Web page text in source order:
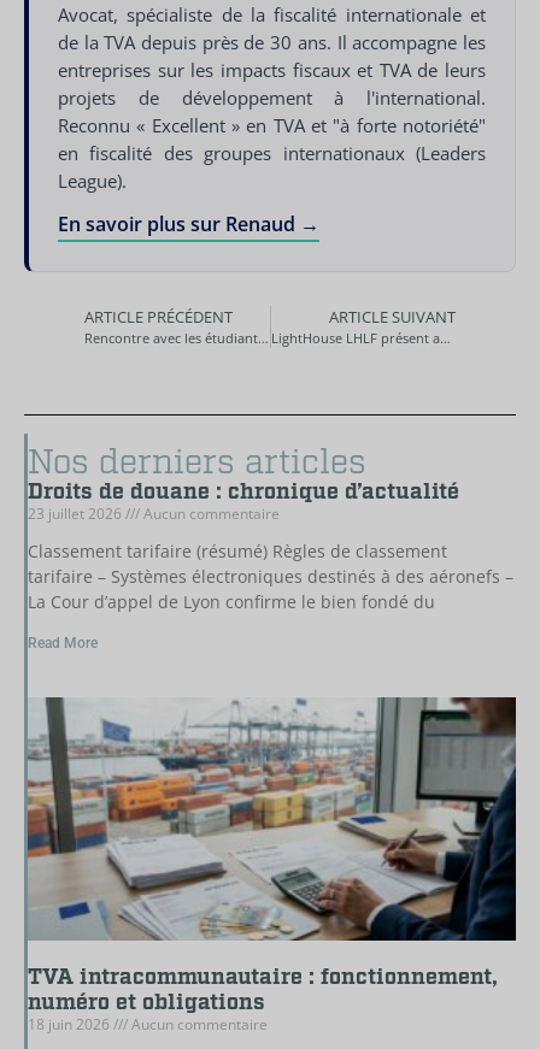
Avocat, spécialiste de la fiscalité internationale et
de la TVA depuis près de 30 ans. Il accompagne les
entreprises sur les impacts fiscaux et TVA de leurs
projets de développement à l'international.
Reconnu « Excellent » en TVA et "à forte notoriété"
en fiscalité des groupes internationaux (Leaders
League).
En savoir plus sur Renaud →
ARTICLE PRÉCÉDENT
Rencontre avec les étudiants de l’Ecole de Droit de Sciences Po
ARTICLE SUIVANT
LightHouse LHLF présent au 65ème Congrès IFA 2011
Nos derniers articles
Droits de douane : chronique d’actualité
23 juillet 2026 Aucun commentaire
Classement tarifaire (résumé) Règles de classement
tarifaire – Systèmes électroniques destinés à des aéronefs –
La Cour d’appel de Lyon confirme le bien fondé du
Read More
TVA intracommunautaire : fonctionnement,
numéro et obligations
18 juin 2026 Aucun commentaire